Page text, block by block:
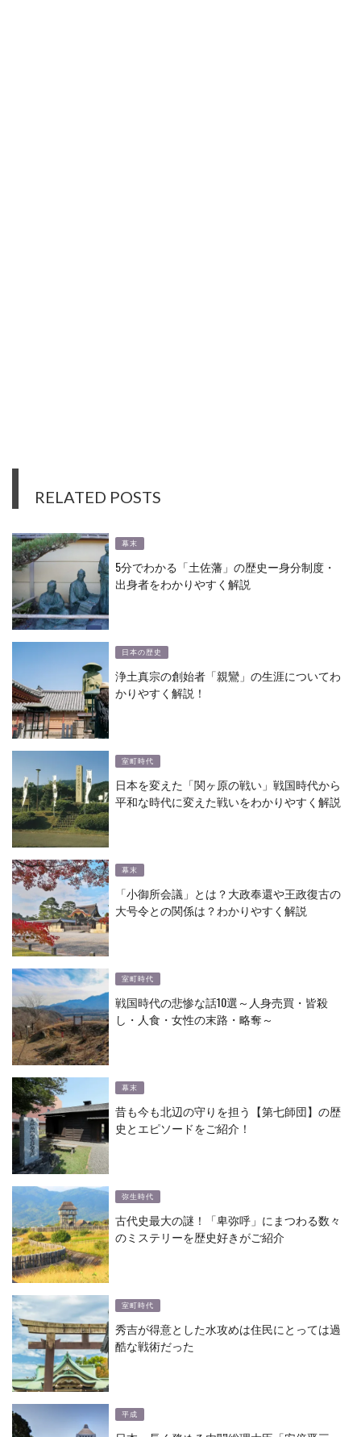
RELATED POSTS
幕末
5分でわかる「土佐藩」の歴史ー身分制度・
出身者をわかりやすく解説
日本の歴史
浄土真宗の創始者「親鸞」の生涯についてわ
かりやすく解説！
室町時代
日本を変えた「関ヶ原の戦い」戦国時代から
平和な時代に変えた戦いをわかりやすく解説
幕末
「小御所会議」とは？大政奉還や王政復古の
大号令との関係は？わかりやすく解説
室町時代
戦国時代の悲惨な話10選～人身売買・皆殺
し・人食・女性の末路・略奪～
幕末
昔も今も北辺の守りを担う【第七師団】の歴
史とエピソードをご紹介！
弥生時代
古代史最大の謎！「卑弥呼」にまつわる数々
のミステリーを歴史好きがご紹介
室町時代
秀吉が得意とした水攻めは住民にとっては過
酷な戦術だった
平成